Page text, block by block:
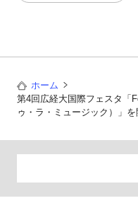
ホーム
第4回広経大国際フェスタ「
ゥ・ラ・ミュージック）」